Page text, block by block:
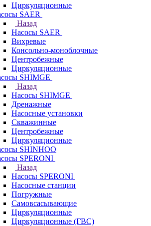
Циркуляционные
SAER
Назад
Насосы SAER
Вихревые
Консольно-моноблочные
Центробежные
Циркуляционные
SHIMGE
Назад
Насосы SHIMGE
Дренажные
Насосные установки
Скважинные
Центробежные
Циркуляционные
SHINHOO
SPERONI
Назад
Насосы SPERONI
Насосные станции
Погружные
Самовсасывающие
Циркуляционные
Циркуляционные (ГВС)